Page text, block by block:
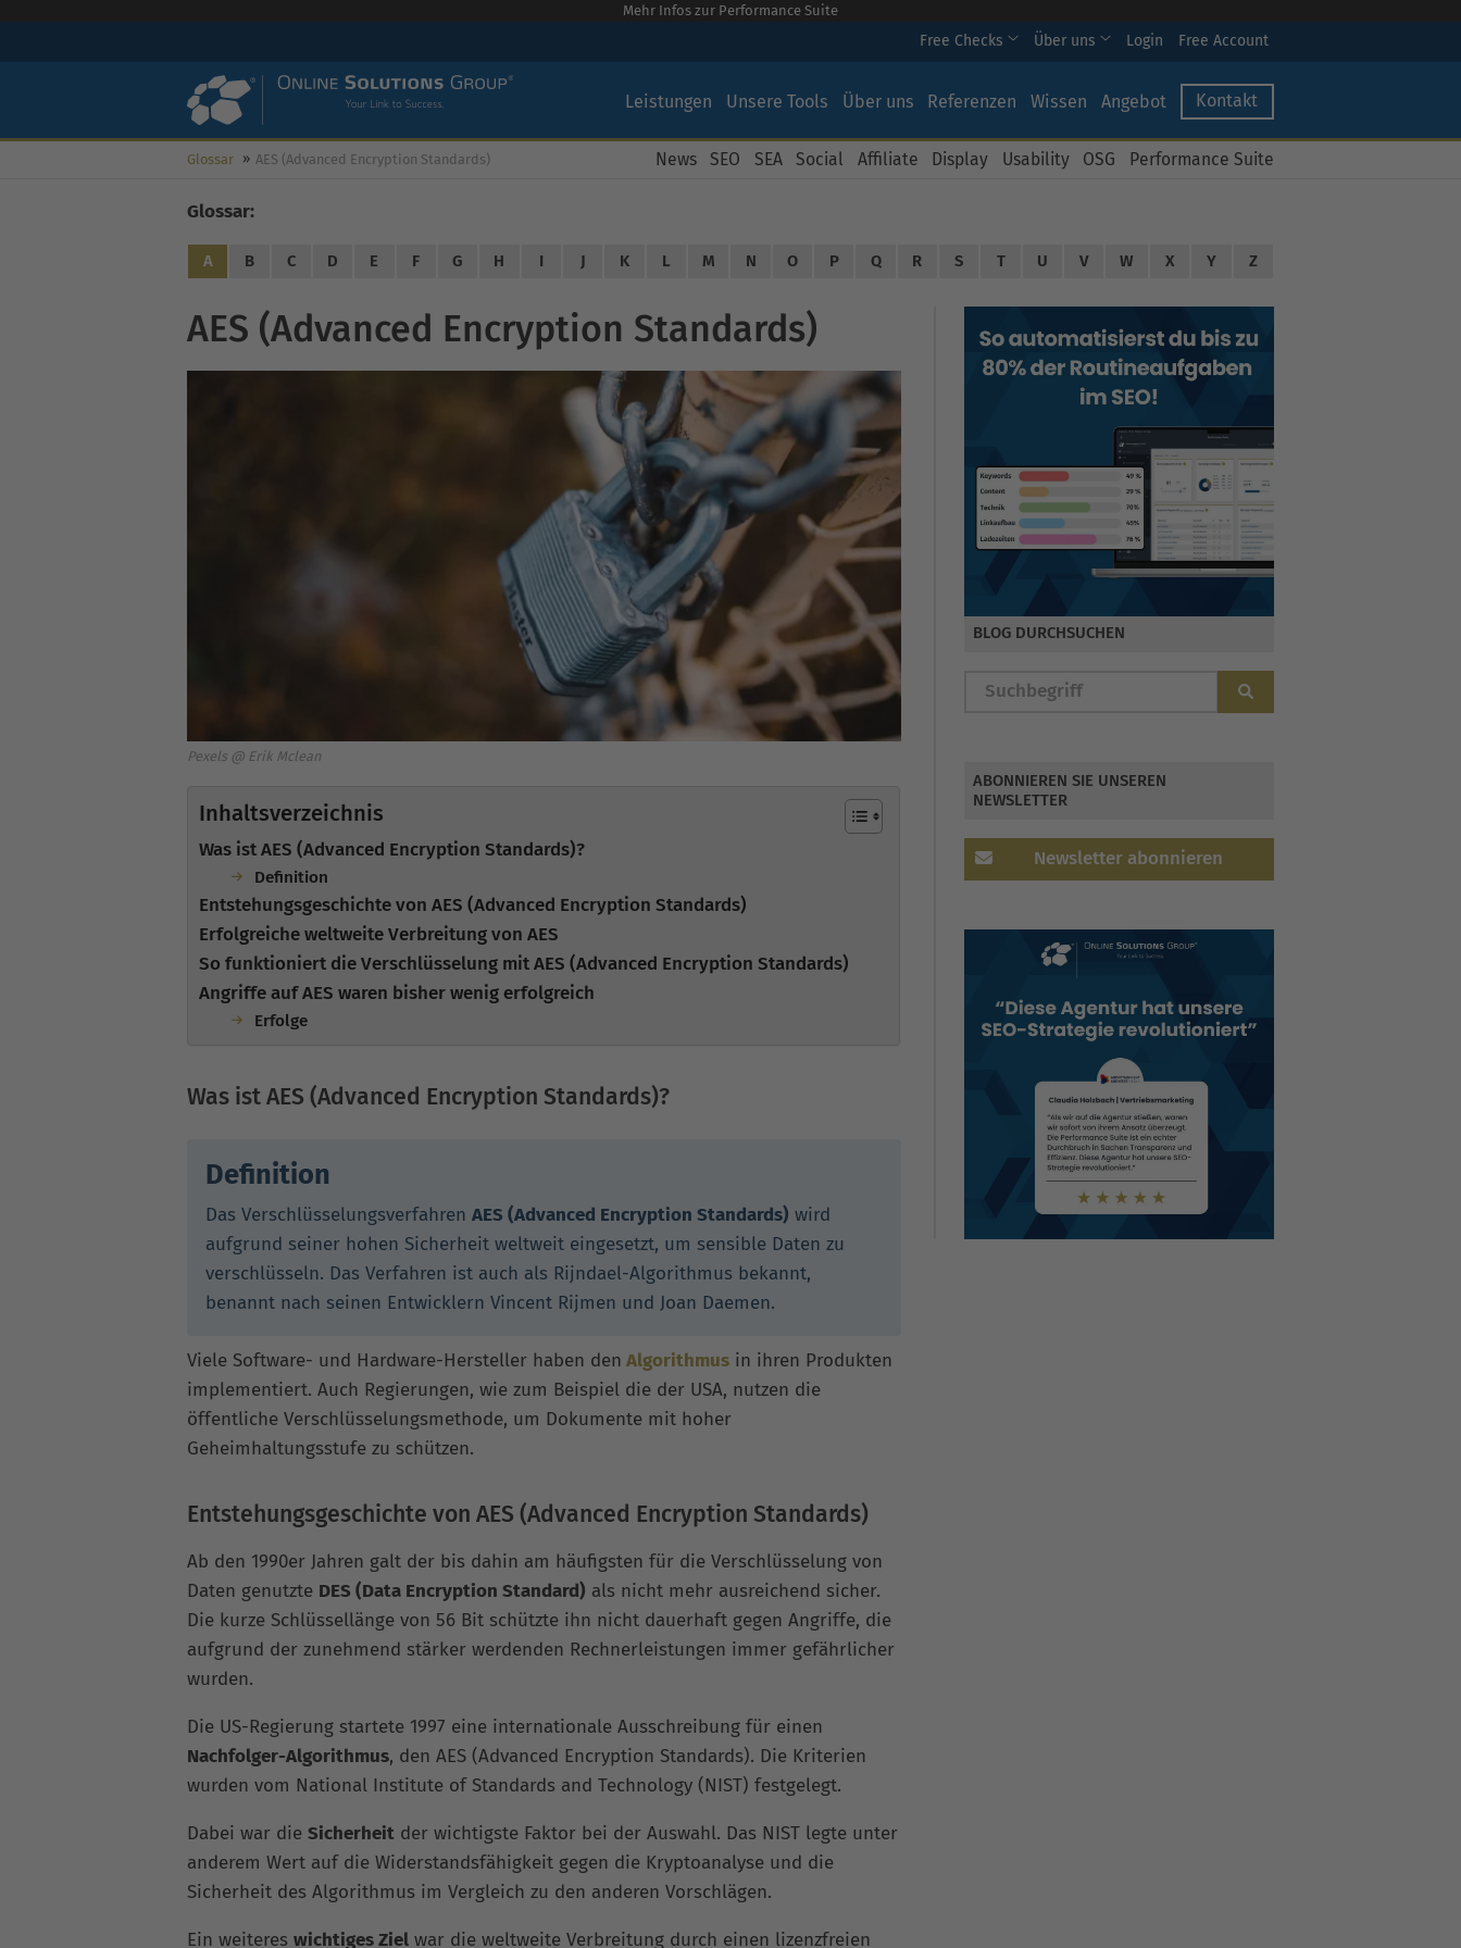
Mehr Infos zur Performance Suite
Free Checks Über uns Login Free Account
Leistungen Unsere Tools Über uns Referenzen Wissen Angebot Kontakt
Glossar AES (Advanced Encryption Standards) News SEO SEA Social Affiliate Display Usability OSG Performance Suite
Glossar:
A B C D E F G H I J K L M N O P Q R S T U V W X Y Z
AES (Advanced Encryption Standards)
Pexels @ Erik Mclean
Inhaltsverzeichnis
Was ist AES (Advanced Encryption Standards)?
Definition
Entstehungsgeschichte von AES (Advanced Encryption Standards)
Erfolgreiche weltweite Verbreitung von AES
So funktioniert die Verschlüsselung mit AES (Advanced Encryption Standards)
Angriffe auf AES waren bisher wenig erfolgreich
Erfolge
Was ist AES (Advanced Encryption Standards)?
Definition
Das Verschlüsselungsverfahren AES (Advanced Encryption Standards) wird
aufgrund seiner hohen Sicherheit weltweit eingesetzt, um sensible Daten zu
verschlüsseln. Das Verfahren ist auch als Rijndael-Algorithmus bekannt,
benannt nach seinen Entwicklern Vincent Rijmen und Joan Daemen.
Viele Software- und Hardware-Hersteller haben den Algorithmus in ihren Produkten
implementiert. Auch Regierungen, wie zum Beispiel die der USA, nutzen die
öffentliche Verschlüsselungsmethode, um Dokumente mit hoher
Geheimhaltungsstufe zu schützen.
Entstehungsgeschichte von AES (Advanced Encryption Standards)
Ab den 1990er Jahren galt der bis dahin am häufigsten für die Verschlüsselung von
Daten genutzte DES (Data Encryption Standard) als nicht mehr ausreichend sicher.
Die kurze Schlüssellänge von 56 Bit schützte ihn nicht dauerhaft gegen Angriffe, die
aufgrund der zunehmend stärker werdenden Rechnerleistungen immer gefährlicher
wurden.
Die US-Regierung startete 1997 eine internationale Ausschreibung für einen
Nachfolger-Algorithmus, den AES (Advanced Encryption Standards). Die Kriterien
wurden vom National Institute of Standards and Technology (NIST) festgelegt.
Dabei war die Sicherheit der wichtigste Faktor bei der Auswahl. Das NIST legte unter
anderem Wert auf die Widerstandsfähigkeit gegen die Kryptoanalyse und die
Sicherheit des Algorithmus im Vergleich zu den anderen Vorschlägen.
Ein weiteres wichtiges Ziel war die weltweite Verbreitung durch einen lizenzfreien
BLOG DURCHSUCHEN
ABONNIEREN SIE UNSEREN
NEWSLETTER
Newsletter abonnieren